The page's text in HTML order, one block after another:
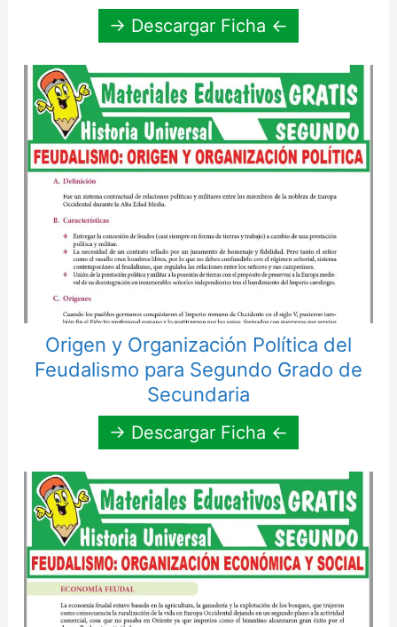
→ Descargar Ficha ←
Origen y Organización Política del
Feudalismo para Segundo Grado de
Secundaria
→ Descargar Ficha ←